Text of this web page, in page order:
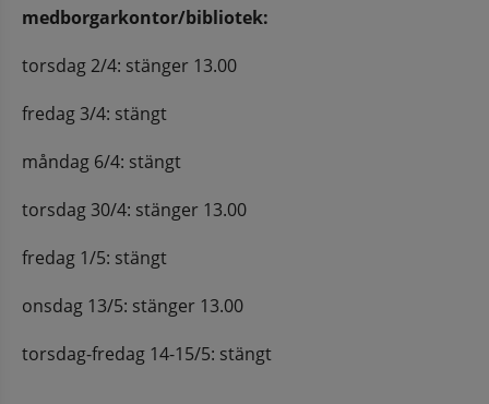
medborgarkontor/bibliotek:
torsdag 2/4: stänger 13.00
fredag 3/4: stängt
måndag 6/4: stängt
torsdag 30/4: stänger 13.00
fredag 1/5: stängt
onsdag 13/5: stänger 13.00
torsdag-fredag 14-15/5: stängt